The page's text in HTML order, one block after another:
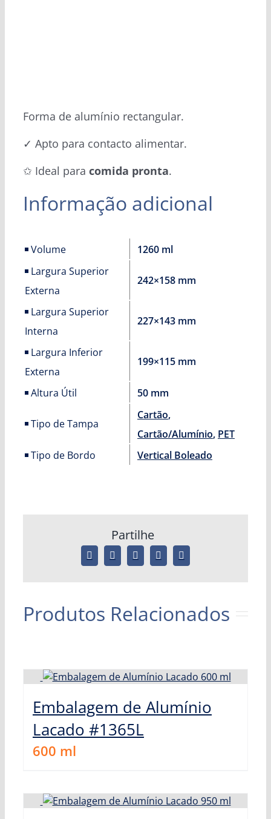
Forma de alumínio rectangular.
✓ Apto para contacto alimentar.
✩ Ideal para comida pronta.
Informação adicional
Volume
1260 ml
Largura Superior
Externa
242×158 mm
Largura Superior
Interna
227×143 mm
Largura Inferior
Externa
199×115 mm
Altura Útil 50 mm
Tipo de Tampa
Cartão,
Cartão/Alumínio, PET
Tipo de Bordo
Vertical Boleado
Partilhe
Produtos Relacionados
Embalagem de Alumínio
Lacado #1365L
600 ml